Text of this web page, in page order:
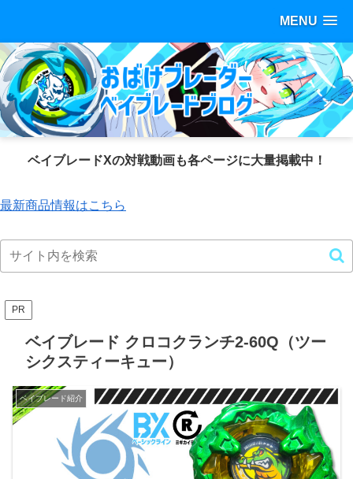
MENU
ベイブレードXの対戦動画も各ページに大量掲載中！
最新商品情報はこちら
PR
ベイブレード クロコクランチ2-60Q（ツー
シクスティーキュー）
ベイブレード紹介